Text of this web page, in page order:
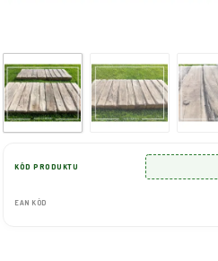
KÓD PRODUKTU
EAN KÓD